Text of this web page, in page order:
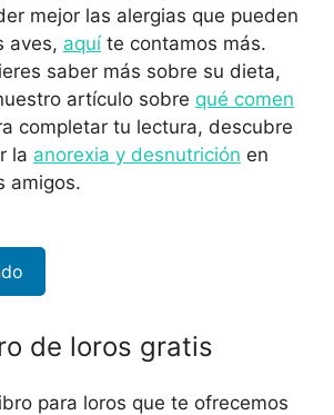
mejor las alergias que pueden
aves, aquíte contamos más.
saber más sobre su dieta,
artículo sobre qué comen
completar tu lectura, descubre
la anorexia y desnutrición en
amigos.
de loros gratis
para loros que te ofrecemos